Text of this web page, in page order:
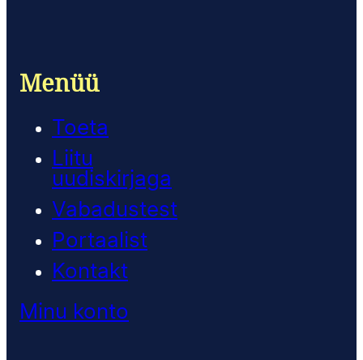
Menüü
Toeta
Liitu
uudiskirjaga
Vabadustest
Portaalist
Kontakt
Minu konto